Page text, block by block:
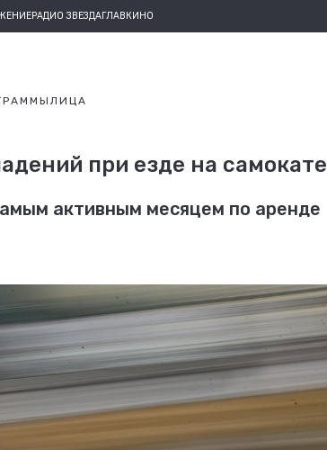
РАДИО ЗВЕЗДАГЛАВКИНО
ЛИЦА
при езде на самокате
активным месяцем по аренде